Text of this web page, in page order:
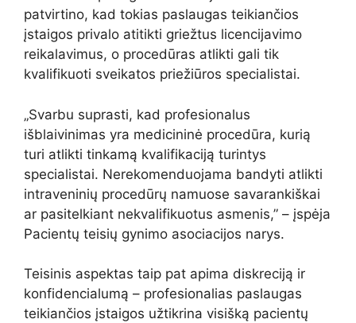
patvirtino, kad tokias paslaugas teikiančios
įstaigos privalo atitikti griežtus licencijavimo
reikalavimus, o procedūras atlikti gali tik
kvalifikuoti sveikatos priežiūros specialistai.
„Svarbu suprasti, kad profesionalus
išblaivinimas yra medicininė procedūra, kurią
turi atlikti tinkamą kvalifikaciją turintys
specialistai. Nerekomenduojama bandyti atlikti
intraveninių procedūrų namuose savarankiškai
ar pasitelkiant nekvalifikuotus asmenis,” – įspėja
Pacientų teisių gynimo asociacijos narys.
Teisinis aspektas taip pat apima diskreciją ir
konfidencialumą – profesionalias paslaugas
teikiančios įstaigos užtikrina visišką pacientų